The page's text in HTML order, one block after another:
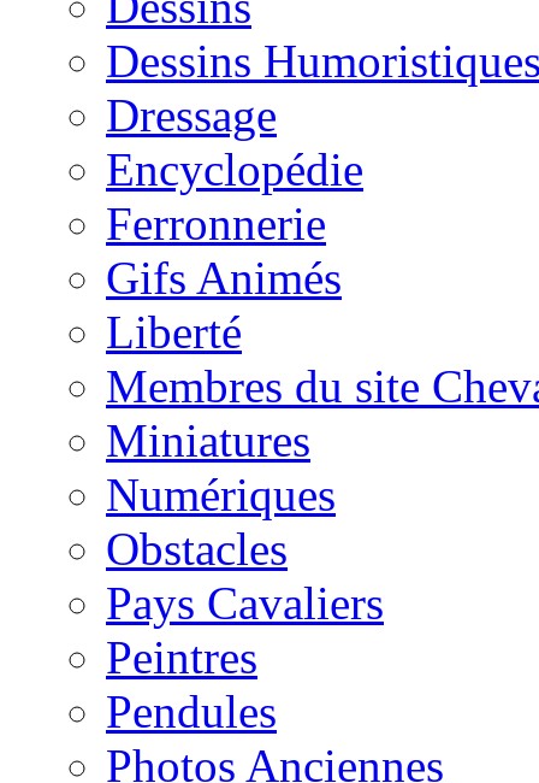
Dessins
Dressage
Encyclopédie
Ferronnerie
Gifs Animés
Liberté
Membres du site
Miniatures
Numériques
Obstacles
Pays Cavaliers
Peintres
Pendules
Photos Anciennes